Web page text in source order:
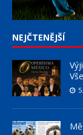
NEJČTENĚJŠÍ